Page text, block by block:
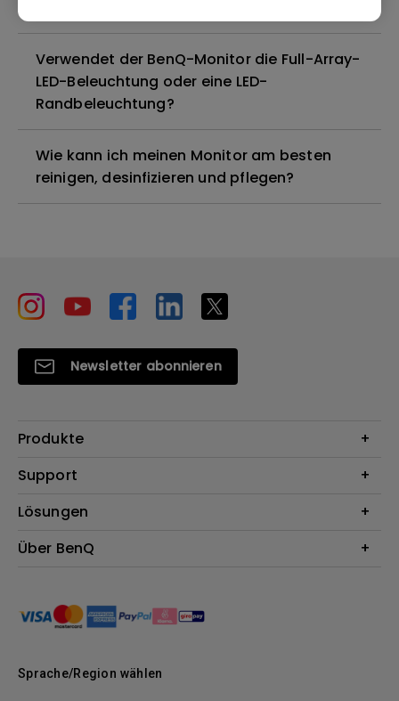
Verwendet der BenQ-Monitor die Full-Array-
LED-Beleuchtung oder eine LED-
Randbeleuchtung?
Wie kann ich meinen Monitor am besten
reinigen, desinfizieren und pflegen?
Newsletter abonnieren
Produkte
Beamer
Lampen
Webcams
Support
Kontakt
Reparaturservice
BenQ Blog
Lösungen
Für Unternehmen
Über BenQ
Nachhaltigkeit
News
Sprache/Region wählen